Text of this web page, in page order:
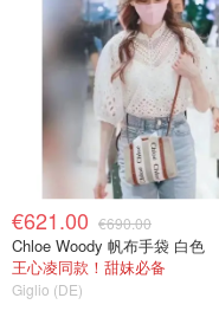
€621.00 €690.00
Chloe Woody 帆布手袋 白色
王心凌同款！甜妹必备
Giglio (DE)